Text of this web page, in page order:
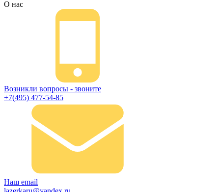
О нас
Возникли вопросы - звоните
+7(495) 477-54-85
Наш email